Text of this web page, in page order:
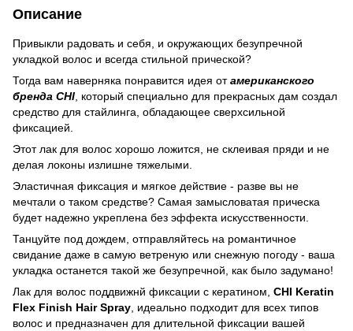
Описание
Привыкли радовать и себя, и окружающих безупречной
укладкой волос и всегда стильной прической?
Тогда вам наверняка понравится идея отамериканского
бренда CHI , который специально для прекрасных дам создал
средство для стайлинга, обладающее сверхсильной
фиксацией.
Этот лак для волос хорошо ложится, не склеивая пряди и не
делая локоны излишне тяжелыми.
Эластичная фиксация и мягкое действие - разве вы не
мечтали о таком средстве? Самая замысловатая прическа
будет надежно укреплена без эффекта искусственности.
Танцуйте под дождем, отправляйтесь на романтичное
свидание даже в самую ветреную или снежную погоду - ваша
укладка останется такой же безупречной, как было задумано!
Лак для волос поддвижнй фиксации с кератином, CHI Keratin
Flex Finish Hair Spray , идеально подходит для всех типов
волос и предназначен для длительной фиксации вашей